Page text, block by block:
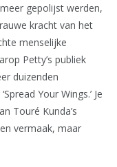
gepolijst werden,
kracht van het
menselijke
Petty’s publiek
duizenden
Your Wings.’ Je
Touré Kunda’s
vermaak, maar